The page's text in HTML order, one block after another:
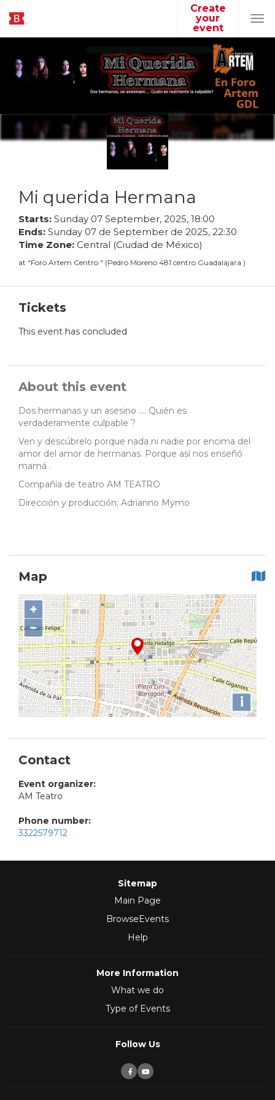
Create
your
event
Mi querida Hermana
Starts: Sunday 07 September, 2025, 18:00
Ends: Sunday 07 de September de 2025, 22:30
Time Zone: Central (Ciudad de México)
at "Foro Artem Centro " (Pedro Moreno 481 centro Guadalajara )
Tickets
This event has concluded
About this event
Dos hermanas y un asesino .... Quién es
verdaderamente culpable ?
Ven y descúbrelo porque nada ni nadie por encima del
amor del amor de hermanas. Porque así nos enseñó
mamá .
Compañía de teatro AM TEATRO
Dirección y producción; Adrianno Mymo
Map
+
−
i
Contact
Event organizer:
AM Teatro
Phone number:
3322579712
Sitemap
Main Page
BrowseEvents
Help
More Information
What we do
Type of Events
Follow Us